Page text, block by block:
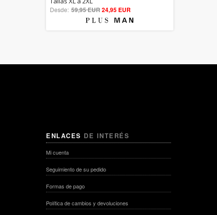
out of 5
Desde: 59,95 EUR24,95 EUR
ENLACES DE INTERÉS
Mi cuenta
Seguimiento de su pedido
Formas de pago
Política de cambios y devoluciones